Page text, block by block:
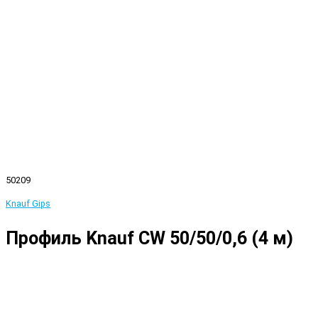
50209
Knauf Gips
Профиль Knauf CW 50/50/0,6 (4 м)